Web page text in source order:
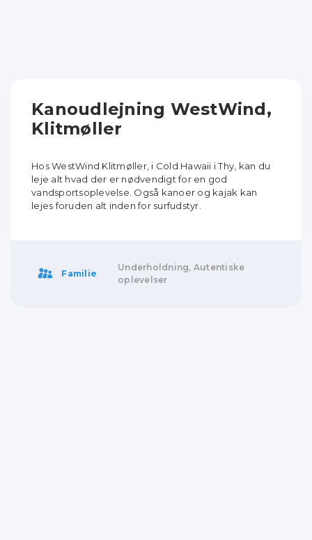
Kanoudlejning WestWind,
Klitmøller
Hos WestWind Klitmøller, i Cold Hawaii i Thy, kan du
leje alt hvad der er nødvendigt for en god
vandsportsoplevelse. Også kanoer og kajak kan
lejes foruden alt inden for surfudstyr.
Familie
Underholdning, Autentiske
oplevelser